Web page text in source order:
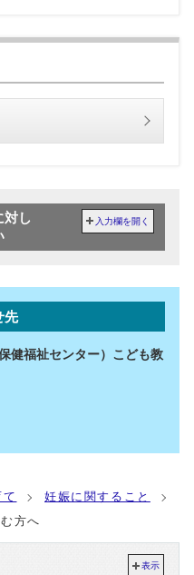
対し
入力欄を開く
先
健福祉センター）こども教
妊娠に関すること
方へ
表示